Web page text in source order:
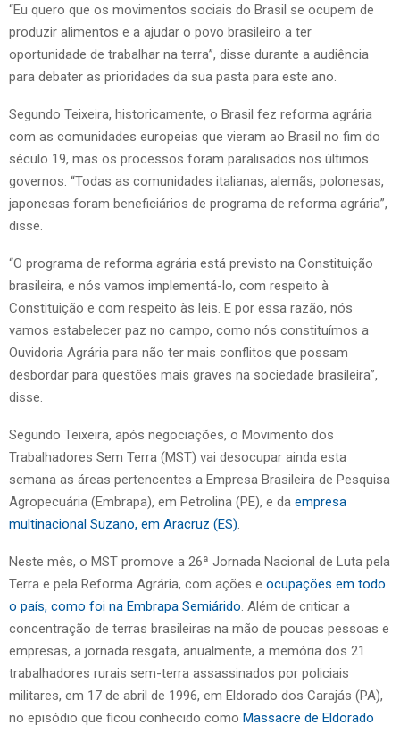
“Eu quero que os movimentos sociais do Brasil se ocupem de
produzir alimentos e a ajudar o povo brasileiro a ter
oportunidade de trabalhar na terra”, disse durante a audiência
para debater as prioridades da sua pasta para este ano.
Segundo Teixeira, historicamente, o Brasil fez reforma agrária
com as comunidades europeias que vieram ao Brasil no fim do
século 19, mas os processos foram paralisados nos últimos
governos. “Todas as comunidades italianas, alemãs, polonesas,
japonesas foram beneficiários de programa de reforma agrária”,
disse.
“O programa de reforma agrária está previsto na Constituição
brasileira, e nós vamos implementá-lo, com respeito à
Constituição e com respeito às leis. E por essa razão, nós
vamos estabelecer paz no campo, como nós constituímos a
Ouvidoria Agrária para não ter mais conflitos que possam
desbordar para questões mais graves na sociedade brasileira”,
disse.
Segundo Teixeira, após negociações, o Movimento dos
Trabalhadores Sem Terra (MST) vai desocupar ainda esta
semana as áreas pertencentes a Empresa Brasileira de Pesquisa
Agropecuária (Embrapa), em Petrolina (PE), e da empresa
multinacional Suzano, em Aracruz (ES)
Neste mês, o MST promove a 26ª Jornada Nacional de Luta pela
Terra e pela Reforma Agrária, com ações e ocupações em todo
o país, como foi na Embrapa Semiárido . Além de criticar a
concentração de terras brasileiras na mão de poucas pessoas e
empresas, a jornada resgata, anualmente, a memória dos 21
trabalhadores rurais sem-terra assassinados por policiais
militares, em 17 de abril de 1996, em Eldorado dos Carajás (PA),
no episódio que ficou conhecido como Massacre de Eldorado